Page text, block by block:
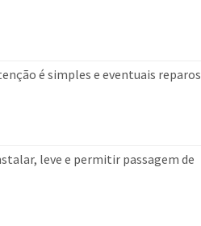
é simples e eventuais reparos
leve e permitir passagem de